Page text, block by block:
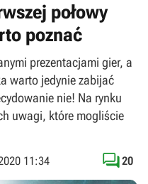
połowy
poznać
prezentacjami gier, a
warto jedynie zabijać
nie! Na rynku
uwagi, które mogliście
11:34 20